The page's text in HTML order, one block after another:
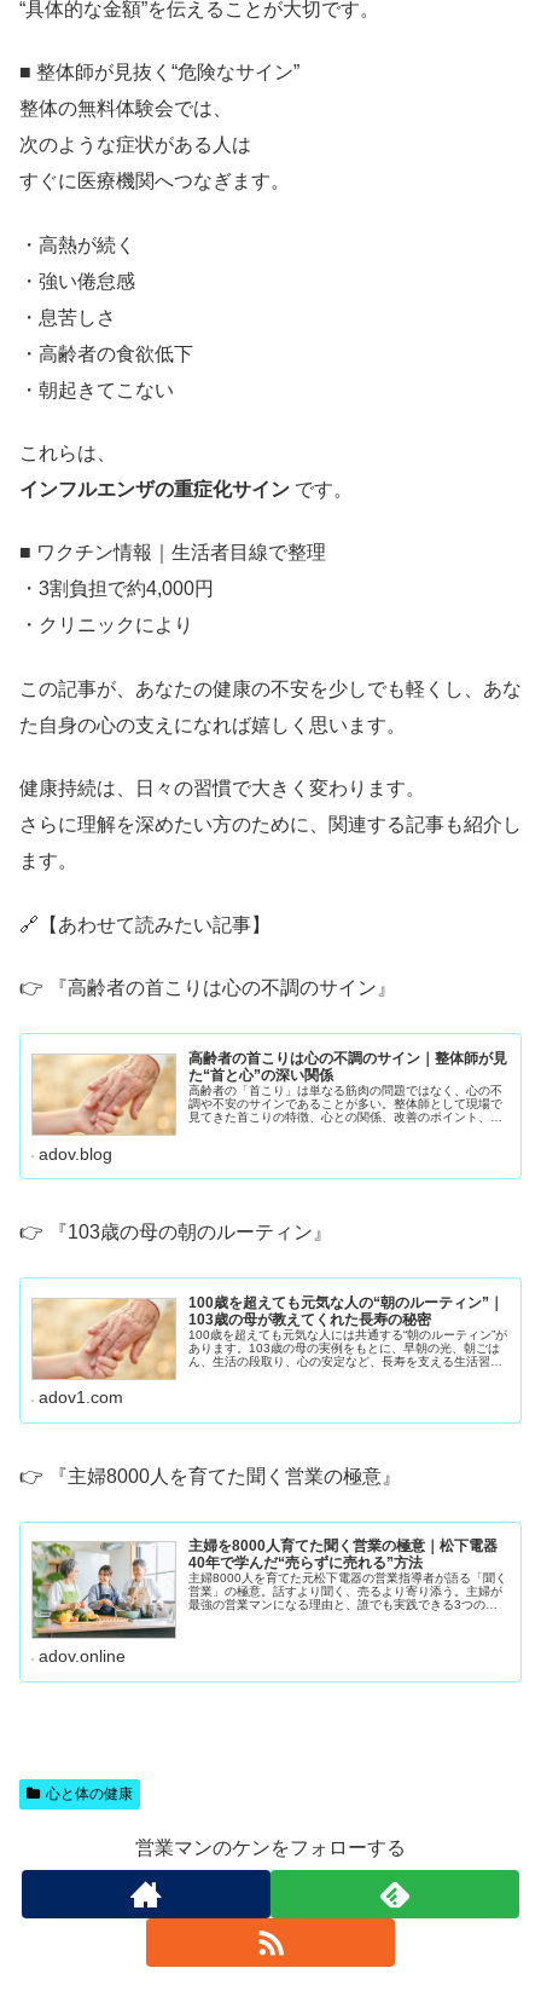
“具体的な金額”を伝えることが大切です。
■ 整体師が見抜く“危険なサイン”
整体の無料体験会では、
次のような症状がある人は
すぐに医療機関へつなぎます。
・高熱が続く
・強い倦怠感
・息苦しさ
・高齢者の食欲低下
・朝起きてこない
これらは、
インフルエンザの重症化サイン です。
■ ワクチン情報｜生活者目線で整理
・3割負担で約4,000円
・クリニックにより
この記事が、あなたの健康の不安を少しでも軽くし、あな
た自身の心の支えになれば嬉しく思います。
健康持続は、日々の習慣で大きく変わります。
さらに理解を深めたい方のために、関連する記事も紹介し
ます。
🔗【あわせて読みたい記事】
👉 『高齢者の首こりは心の不調のサイン』
高齢者の首こりは心の不調のサイン｜整体師が見
た“首と心”の深い関係
高齢者の「首こり」は単なる筋肉の問題ではなく、心の不
調や不安のサインであることが多い。整体師として現場で
見てきた首こりの特徴、心との関係、改善のポイント、
adov.blog
👉 『103歳の母の朝のルーティン』
100歳を超えても元気な人の“朝のルーティン”｜
103歳の母が教えてくれた長寿の秘密
100歳を超えても元気な人には共通する“朝のルーティン”が
あります。103歳の母の実例をもとに、早朝の光、朝ごは
ん、生活の段取り、心の安定など、長寿を支える生活習慣
adov1.com
👉 『主婦8000人を育てた聞く営業の極意』
主婦を8000人育てた聞く営業の極意｜松下電器
40年で学んだ“売らずに売れる”方法
主婦8000人を育てた元松下電器の営業指導者が語る「聞く
営業」の極意。話すより聞く、売るより寄り添う。主婦が
最強の営業マンになる理由と、誰でも実践できる3つの聞
adov.online
心と体の健康
営業マンのケンをフォローする